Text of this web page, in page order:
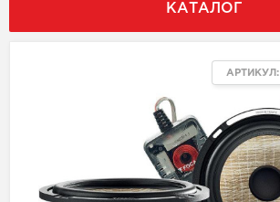
КАТАЛОГ
АРТИКУЛ: